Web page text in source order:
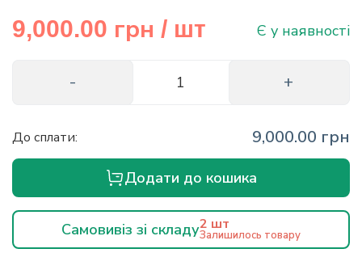
info@hectare.ua
9,000.00 грн / шт Є у наявності
До сплати: 9,000.00 грн
Додати до кошика
Самовивіз зі складу2 шт
Залишилось товару